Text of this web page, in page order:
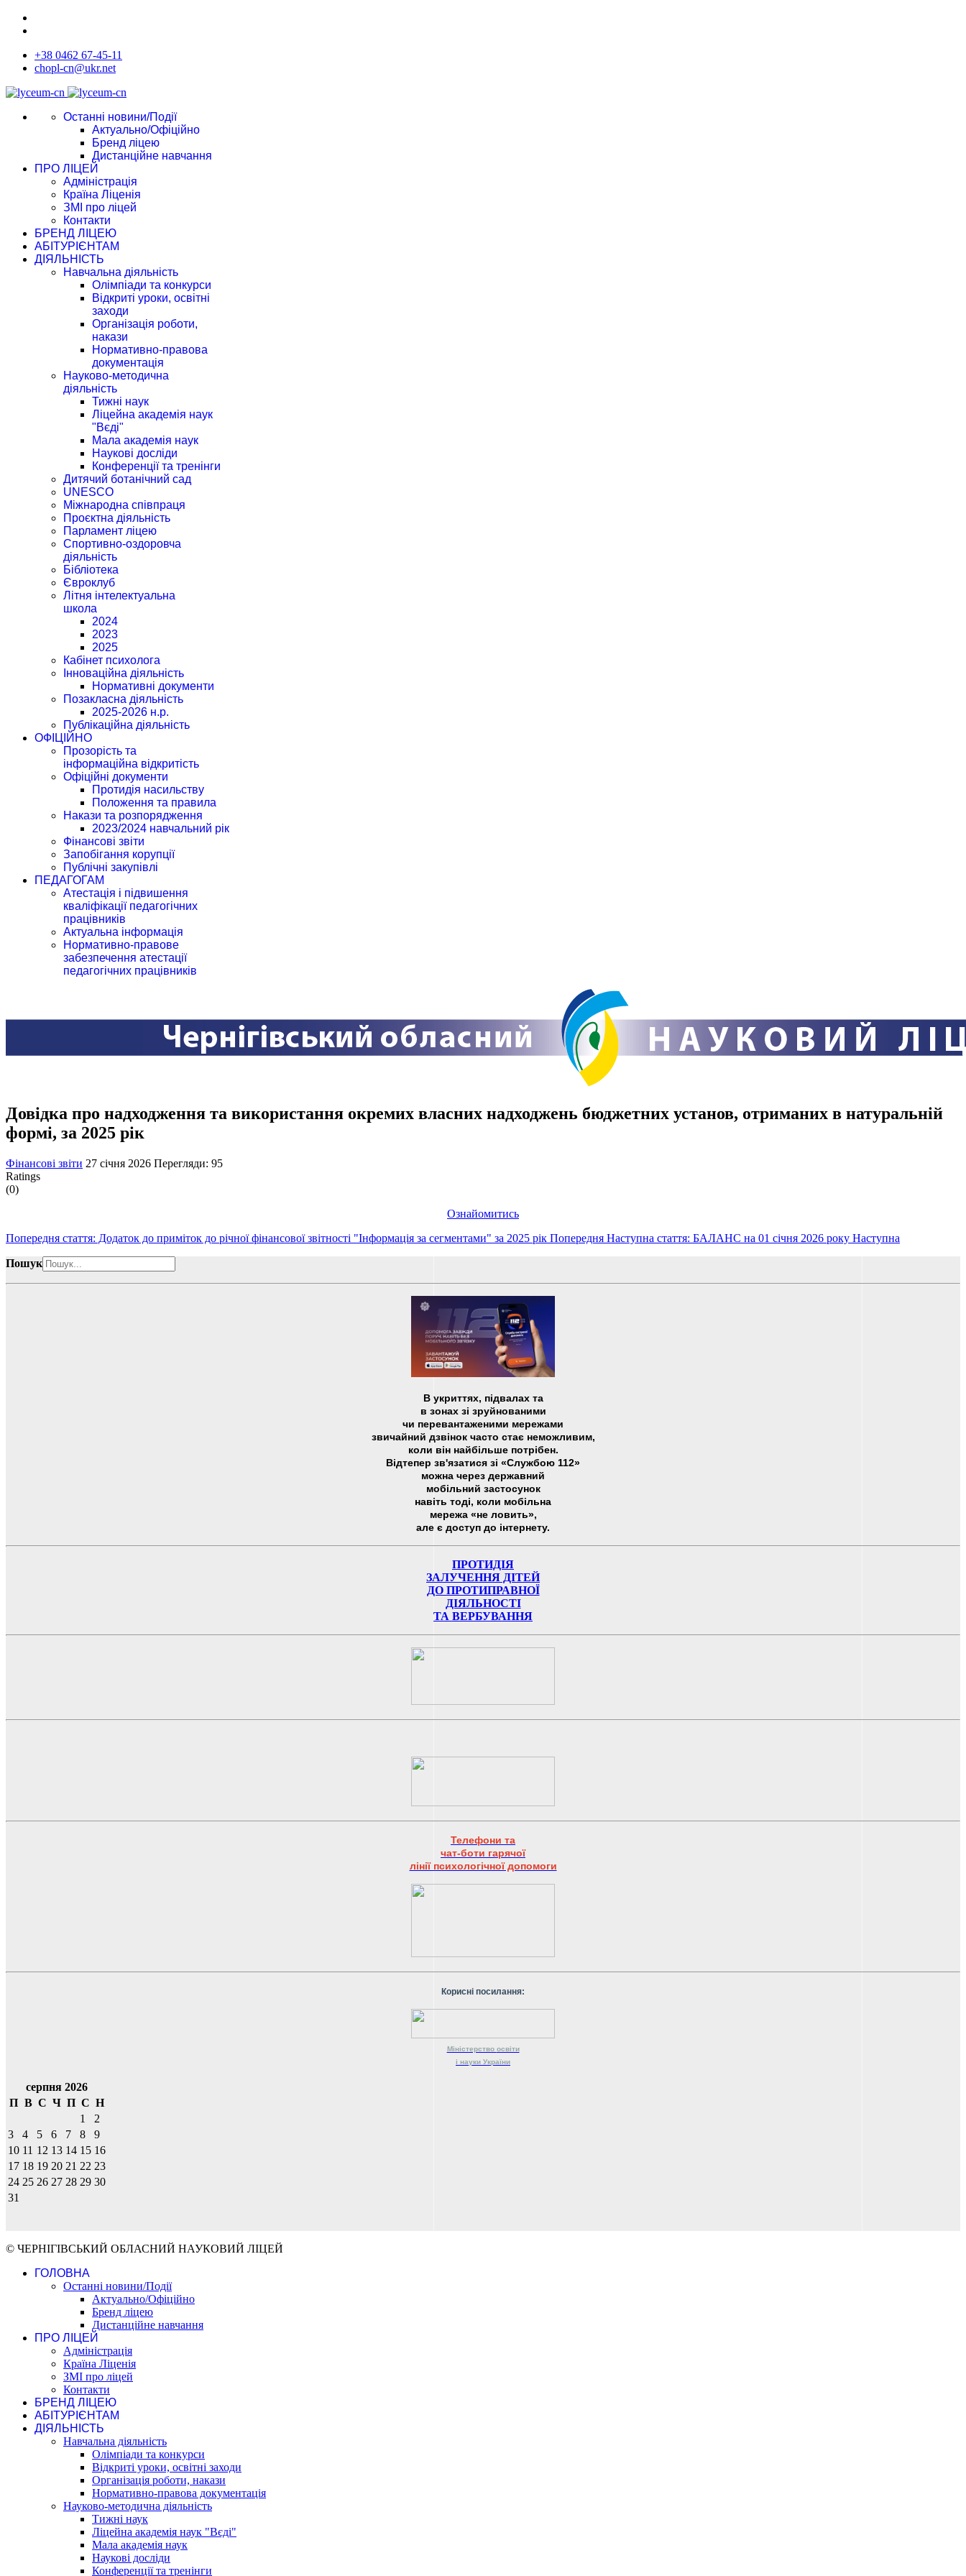
+38 0462 67-45-11
chopl-cn@ukr.net
Останні новини/Події
Актуально/Офіційно
Бренд ліцею
Дистанційне навчання
ПРО ЛІЦЕЙ
Адміністрація
Країна Ліценія
ЗМІ про ліцей
Контакти
БРЕНД ЛІЦЕЮ
АБІТУРІЄНТАМ
ДІЯЛЬНІСТЬ
Навчальна діяльність
Олімпіади та конкурси
Відкриті уроки, освітні
заходи
Організація роботи,
накази
Нормативно-правова
документація
Науково-методична
діяльність
Тижні наук
Ліцейна академія наук
"Вєді"
Мала академія наук
Наукові досліди
Конференції та тренінги
Дитячий ботанічний сад
UNESCO
Міжнародна співпраця
Проєктна діяльність
Парламент ліцею
Спортивно-оздоровча
діяльність
Бібліотека
Євроклуб
Літня інтелектуальна
школа
2024
2023
2025
Кабінет психолога
Інноваційна діяльність
Нормативні документи
Позакласна діяльність
2025-2026 н.р.
Публікаційна діяльність
ОФІЦІЙНО
Прозорість та
інформаційна відкритість
Офіційні документи
Протидія насильству
Положення та правила
Накази та розпорядження
2023/2024 навчальний рік
Фінансові звіти
Запобігання корупції
Публічні закупівлі
ПЕДАГОГАМ
Атестація і підвишення
кваліфікації педагогічних
працівників
Актуальна інформація
Нормативно-правове
забезпечення атестації
педагогічних працівників
Довідка про надходження та використання окремих власних надходжень бюджетних установ, отриманих в натуральній
формі, за 2025 рік
Фінансові звіти 27 січня 2026 Перегляди: 95
Ratings
(0)
Ознайомитись
Попередня стаття: Додаток до приміток до річної фінансової звітності "Інформація за сегментами" за 2025 рік Попередня Наступна стаття: БАЛАНС на 01 січня 2026 року Наступна
Пошук
В укриттях, підвалах та
в зонах зі зруйнованими
чи перевантаженими мережами
звичайний дзвінок часто стає неможливим,
коли він найбільше потрібен.
Відтепер зв'язатися зі «Службою 112»
можна через державний
мобільний застосунок
навіть тоді, коли мобільна
мережа «не ловить»,
але є доступ до інтернету.
ПРОТИДІЯ
ЗАЛУЧЕННЯ ДІТЕЙ
ДО ПРОТИПРАВНОЇ
ДІЯЛЬНОСТІ
ТА ВЕРБУВАННЯ
Телефони та
чат-боти гарячої
лінії психологічної допомоги
Корисні посилання:
Міністерство освіти
і науки України
серпня 2026
П В С Ч П С Н
1
2
3
4 5 6 7 8
9
10 11 12 13 14 15 16
17 18 19 20 21 22 23
24 25 26 27 28 29 30
31
© ЧЕРНІГІВСЬКИЙ ОБЛАСНИЙ НАУКОВИЙ ЛІЦЕЙ
ГОЛОВНА
Останні новини/Події
Актуально/Офіційно
Бренд ліцею
Дистанційне навчання
ПРО ЛІЦЕЙ
Адміністрація
Країна Ліценія
ЗМІ про ліцей
Контакти
БРЕНД ЛІЦЕЮ
АБІТУРІЄНТАМ
ДІЯЛЬНІСТЬ
Навчальна діяльність
Олімпіади та конкурси
Відкриті уроки, освітні заходи
Організація роботи, накази
Нормативно-правова документація
Науково-методична діяльність
Тижні наук
Ліцейна академія наук "Вєді"
Мала академія наук
Наукові досліди
Конференції та тренінги